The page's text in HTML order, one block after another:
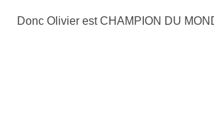
Donc Olivier est CHAMPION DU